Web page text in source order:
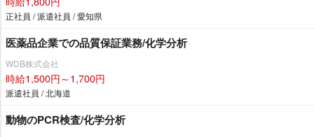
正社員 / 派遣社員 / 愛知県
医薬品企業での品質保証業務/化学分析
WDB株式会社
時給1,500円～1,700円
派遣社員 / 北海道
動物のPCR検査/化学分析